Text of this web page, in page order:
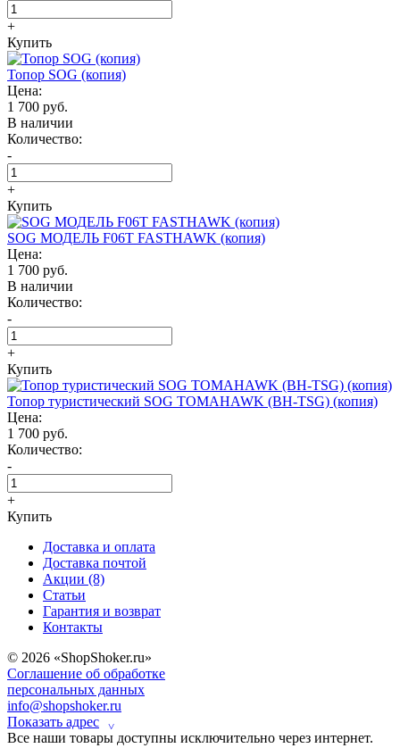
+
Купить
Топор SOG (копия)
Цена:
1 700 руб.
В наличии
Количество:
-
+
Купить
SOG МОДЕЛЬ F06T FASTHAWK (копия)
Цена:
1 700 руб.
В наличии
Количество:
-
+
Купить
Топор туристический SOG TOMAHAWK (BH-TSG) (копия)
Цена:
1 700 руб.
Количество:
-
+
Купить
Доставка и оплата
Доставка почтой
Акции (8)
Статьи
Гарантия и возврат
Контакты
© 2026 «ShopShoker.ru»
Соглашение об обработке
персональных данных
info@shopshoker.ru
Показать адрес
˅
Все наши товары доступны исключительно через интернет.